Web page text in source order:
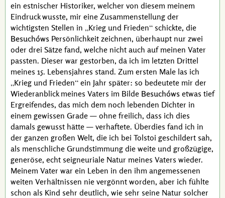
ein estnischer Historiker, welcher von diesem meinem
Eindruck wusste, mir eine Zusammenstellung der
wichtigsten Stellen in
Krieg und Frieden
schickte, die
Besuchóws Persönlichkeit zeichnen, überhaupt nur zwei
oder drei Sätze fand, welche nicht auch auf meinen Vater
passten. Dieser war gestorben, da ich im letzten Drittel
meines 15. Lebensjahres stand. Zum ersten Male las ich
Krieg und Frieden ein Jahr später: so bedeutete mir der
Wiederanblick meines Vaters im Bilde Besuchóws etwas tief
Ergreifendes, das mich dem noch lebenden Dichter in
einem gewissen Grade — ohne freilich, dass ich dies
damals gewusst hätte — verhaftete. Überdies fand ich in
der ganzen großen Welt, die ich bei Tolstoi geschildert sah,
als menschliche Grundstimmung die weite und großzügige,
generöse, echt seigneuriale Natur meines Vaters wieder.
Meinem Vater war ein Leben in den ihm angemessenen
weiten Verhältnissen nie vergönnt worden, aber ich fühlte
schon als Kind sehr deutlich, wie sehr seine Natur solcher